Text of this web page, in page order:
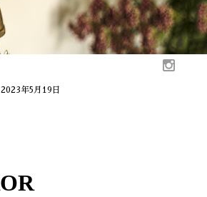
2023年5月19日